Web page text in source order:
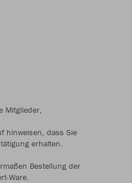
Mitglieder,
hinweisen, dass Sie
erhalten.
Bestellung der
Ware.